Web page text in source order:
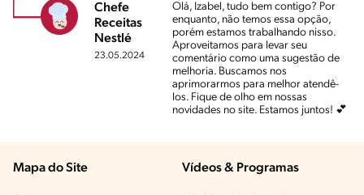
Chefe
Receitas
Nestlé
23.05.2024
Olá, Izabel, tudo bem contigo? Por
enquanto, não temos essa opção,
porém estamos trabalhando nisso.
Aproveitamos para levar seu
comentário como uma sugestão de
melhoria. Buscamos nos
aprimorarmos para melhor atendê-
los. Fique de olho em nossas
novidades no site. Estamos juntos! 💕
Mapa do Site Vídeos & Programas​